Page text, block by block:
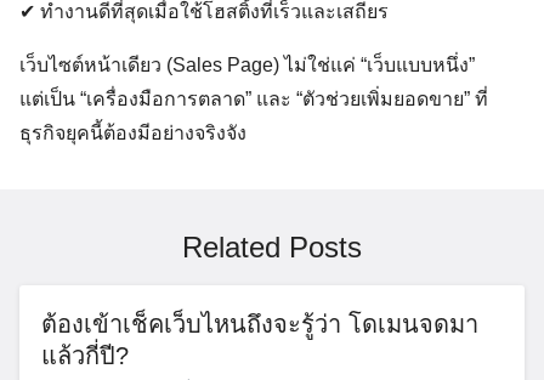
✔ ทำงานดีที่สุดเมื่อใช้โฮสติ้งที่เร็วและเสถียร
เว็บไซต์หน้าเดียว (Sales Page) ไม่ใช่แค่ “เว็บแบบหนึ่ง”
แต่เป็น “เครื่องมือการตลาด” และ “ตัวช่วยเพิ่มยอดขาย” ที่
ธุรกิจยุคนี้ต้องมีอย่างจริงจัง
Related Posts
ต้องเข้าเช็คเว็บไหนถึงจะรู้ว่า โดเมนจดมา
แล้วกี่ปี?